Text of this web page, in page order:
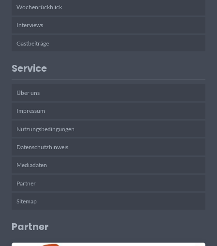
Wochenrückblick
Interviews
Gastbeiträge
Service
Über uns
Impressum
Nutzungsbedingungen
Datenschutzhinweis
Mediadaten
Partner
Sitemap
Partner